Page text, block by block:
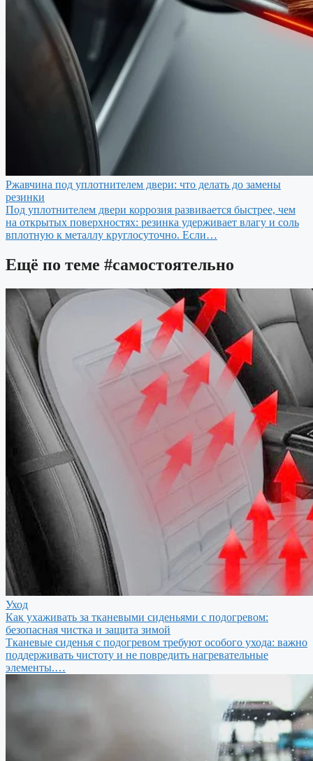
Ржавчина под уплотнителем двери: что делать до замены
резинки
Под уплотнителем двери коррозия развивается быстрее, чем
на открытых поверхностях: резинка удерживает влагу и соль
вплотную к металлу круглосуточно. Если…
Ещё по теме #самостоятельно
Уход
Как ухаживать за тканевыми сиденьями с подогревом:
безопасная чистка и защита зимой
Тканевые сиденья с подогревом требуют особого ухода: важно
поддерживать чистоту и не повредить нагревательные
элементы.…